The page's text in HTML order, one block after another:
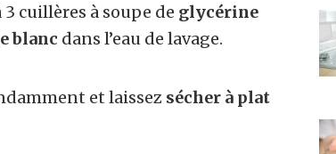
3 cuillères à soupe de glycérine
blanc dans l’eau de lavage.
et laissez sécher à plat